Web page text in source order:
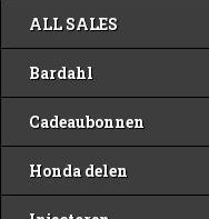
ALL SALES
Bardahl
Cadeaubonnen
Honda delen